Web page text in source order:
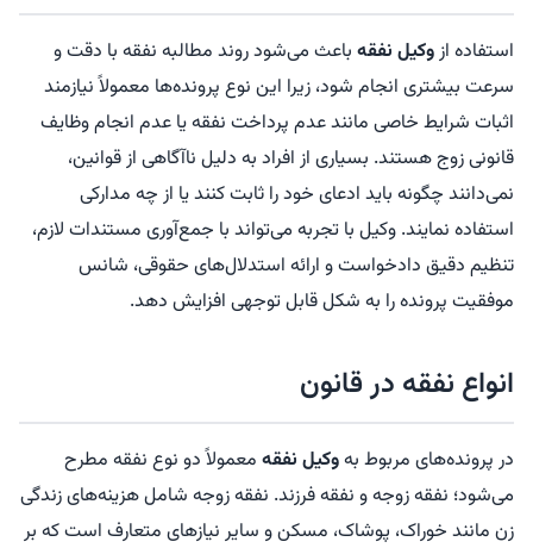
استفاده ازوکیل نفقه باعث می‌شود روند مطالبه نفقه با دقت و
سرعت بیشتری انجام شود، زیرا این نوع پرونده‌ها معمولاً نیازمند
اثبات شرایط خاصی مانند عدم پرداخت نفقه یا عدم انجام وظایف
قانونی زوج هستند. بسیاری از افراد به دلیل ناآگاهی از قوانین،
نمی‌دانند چگونه باید ادعای خود را ثابت کنند یا از چه مدارکی
استفاده نمایند. وکیل با تجربه می‌تواند با جمع‌آوری مستندات لازم،
تنظیم دقیق دادخواست و ارائه استدلال‌های حقوقی، شانس
موفقیت پرونده را به شکل قابل توجهی افزایش دهد.
انواع نفقه در قانون
در پرونده‌های مربوط بهوکیل نفقه معمولاً دو نوع نفقه مطرح
می‌شود؛ نفقه زوجه و نفقه فرزند. نفقه زوجه شامل هزینه‌های زندگی
زن مانند خوراک، پوشاک، مسکن و سایر نیازهای متعارف است که بر